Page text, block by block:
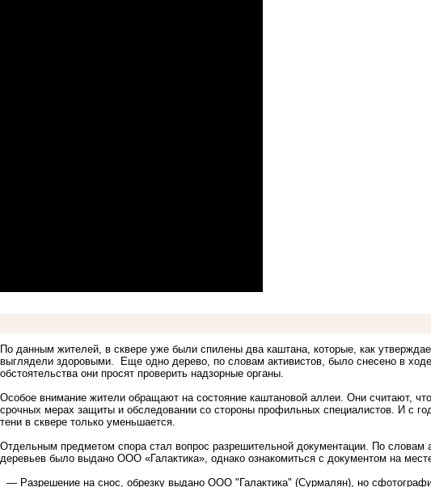
По данным жителей, в сквере уже были спилены два каштана, которые, как
выглядели здоровыми. Еще одно дерево, по словам активистов, было снесено в
обстоятельства они просят проверить надзорные органы.
Особое внимание жители обращают на состояние каштановой аллеи. Они считают,
срочных мерах защиты и обследовании со стороны профильных специалистов. И с
тени в сквере только уменьшается.
Отдельным предметом спора стал вопрос разрешительной документации. По словам
деревьев было выдано ООО «Галактика», однако ознакомиться с документом на
— Разрешение на снос, обрезку выдано ООО "Галактика" (Сурмалян), но